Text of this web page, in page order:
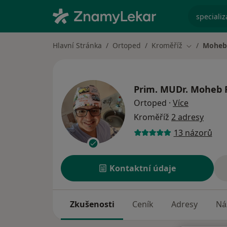
Hlavní Stránka Ortoped Kroměříž Změna
Prim. MUDr. Moheb
Ortoped · Více
Kroměříž 2 adresy
13 názorů
Kontaktní údaje
Zkušenosti Ceník Adresy